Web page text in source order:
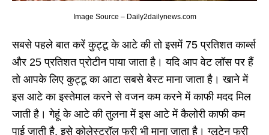
Image Source – Daily2dailynews.com
सबसे पहले बात करें कुट्टू के आटे की तो इसमें 75 प्रतिशत कार्ब्स
और 25 प्रतिशत प्रोटीन पाया जाता है। यदि आप वेट लॉस पर हैं
तो आपके लिए कुट्टू का आटा सबसे बेस्ट माना जाता है। खाने में
इस आटे का इस्तेमाल करने से वजन कम करने में काफी मदद मिल
जाती है। गेहूं के आटे की तुलना में इस आटे में कैलोरी काफी कम
पाई जाती है, इसे कोलेस्ट्रॉल फ्री भी माना जाता है। ग्लूटेन फ्री